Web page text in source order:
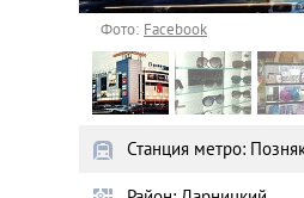
Паттайя
Пхукет
Фото: Facebook
Станция метро: